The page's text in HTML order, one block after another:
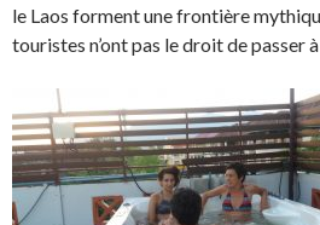
le Laos forment une frontière
touristes n’ont pas le droit de passer